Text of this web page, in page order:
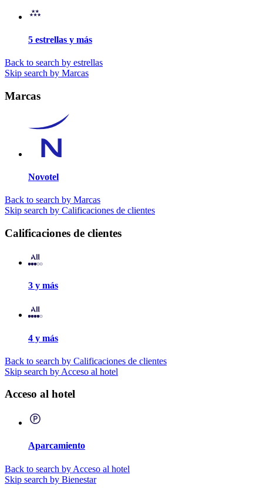
5 estrellas y más
Back to search by estrellas
Skip search by Marcas
Marcas
Novotel
Back to search by Marcas
Skip search by Calificaciones de clientes
Calificaciones de clientes
3 y más
4 y más
Back to search by Calificaciones de clientes
Skip search by Acceso al hotel
Acceso al hotel
Aparcamiento
Back to search by Acceso al hotel
Skip search by Bienestar